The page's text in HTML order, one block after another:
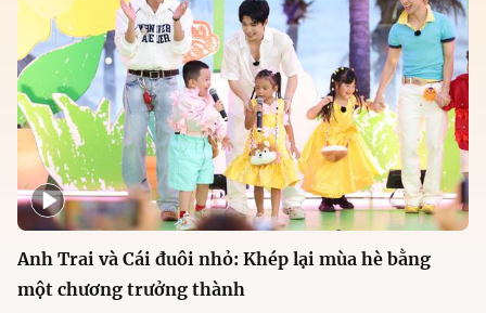
Anh Trai và Cái đuôi nhỏ: Khép lại mùa hè bằng
một chương trưởng thành